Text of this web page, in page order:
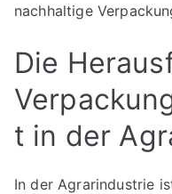
nachhaltige
Die
t in der
In der Agrarindustrie